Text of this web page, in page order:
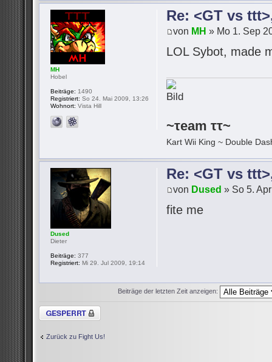
Re: <GT vs
von MH » Mo 1. Sep
LOL Sybot, made
~τeam ττ~
Kart Wii King ~ Double
MH
Hobel
Beiträge: 1490
Registriert: So 24. Mai 2009, 13:26
Wohnort: Vista Hill
Re: <GT vs
von Dused » So 5.
fite me
Dused
Dieter
Beiträge: 377
Registriert: Mi 29. Jul 2009, 19:14
Beiträge der letzten Zeit anzeigen:
Thema gesperrt
Zurück zu Fight Us!